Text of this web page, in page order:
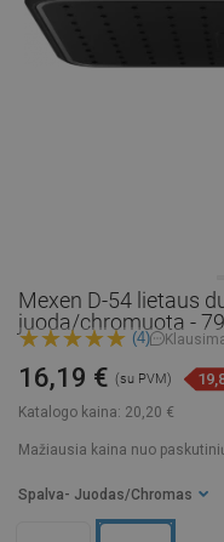
Mexen D-54 lietaus
juoda/chromuota -
(4)
Katalogo kaina: 20,20 €
16,19 € (su PVM)
Mažiausia kaina nuo
Spalva - Juodas/Chromas